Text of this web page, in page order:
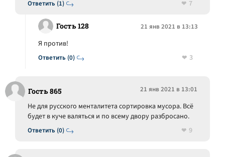
Ответить (1)
7
Гость 128 21 янв 2021 в 13:13
Ответить (0)
Я против!
3
Гость 865 21 янв 2021 в 13:01
Ответить (0)
Не для русского менталитета сортировка мусора. Всё
будет в куче валяться и по всему двору разбросано.
9